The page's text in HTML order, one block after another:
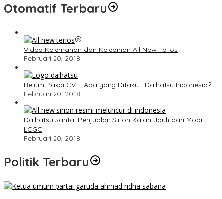
Otomatif Terbaru
Video Kelemahan dan Kelebihan All New Terios
Februari 20, 2018
Belum Pakai CVT, Apa yang Ditakuti Daihatsu Indonesia?
Februari 20, 2018
Daihatsu Santai Penjualan Sirion Kalah Jauh dari Mobil
LCGC
Februari 20, 2018
Politik Terbaru